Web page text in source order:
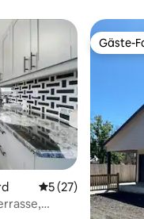
Durchschnittliche
5 (27)
Gäste-
Gäste-